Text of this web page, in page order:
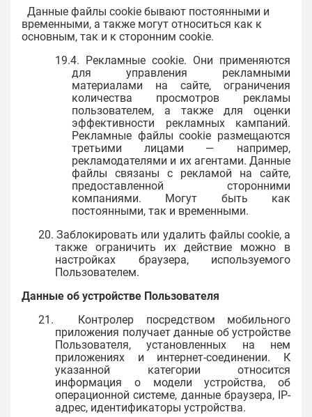
Данные файлы cookie бывают постоянными и
временными, а также могут относиться как к
основным, так и к сторонним cookie.
19.4. Рекламные cookie. Они применяются
для управления рекламными
материалами на сайте, ограничения
количества просмотров рекламы
пользователем, а также для оценки
эффективности рекламных кампаний.
Рекламные файлы cookie размещаются
третьими лицами — например,
рекламодателями и их агентами. Данные
файлы связаны с рекламой на сайте,
предоставленной сторонними
компаниями. Могут быть как
постоянными, так и временными.
20. Заблокировать или удалить файлы cookie, а
также ограничить их действие можно в
настройках браузера, используемого
Пользователем.
Данные об устройстве Пользователя
21. Контролер посредством мобильного
приложения получает данные об устройстве
Пользователя, установленных на нем
приложениях и интернет-соединении. К
указанной категории относится
информация о модели устройства, об
операционной системе, данные браузера, IP-
адрес, идентификаторы устройства.